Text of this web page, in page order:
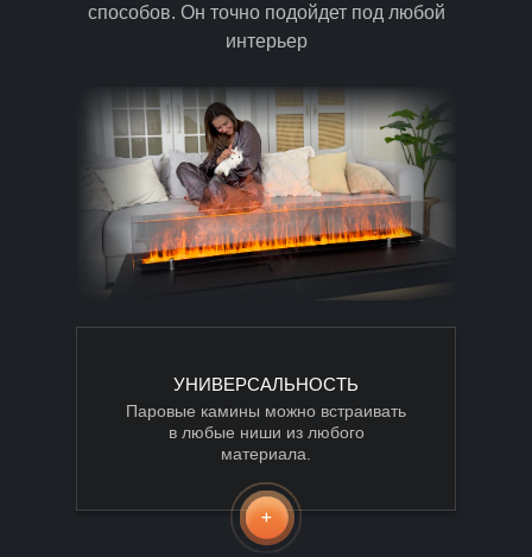
способов. Он точно подойдет под любой
интерьер
УНИВЕРСАЛЬНОСТЬ
Паровые камины можно встраивать
в любые ниши из любого
материала.